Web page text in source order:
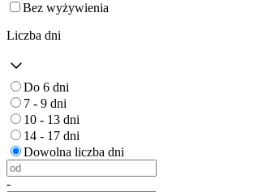
Bez wyżywienia
Liczba dni
Do 6 dni
7 - 9 dni
10 - 13 dni
14 - 17 dni
Dowolna liczba dni
-